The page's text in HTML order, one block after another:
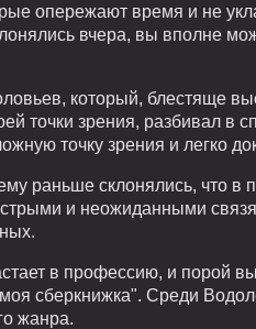
опережают время и не
вчера, вы вполне
который, блестяще
точки зрения, разбивал в
точку зрения и легко
раньше склонялись, что
и неожиданными
в профессию, и порой
сберкнижка". Среди
жанра.